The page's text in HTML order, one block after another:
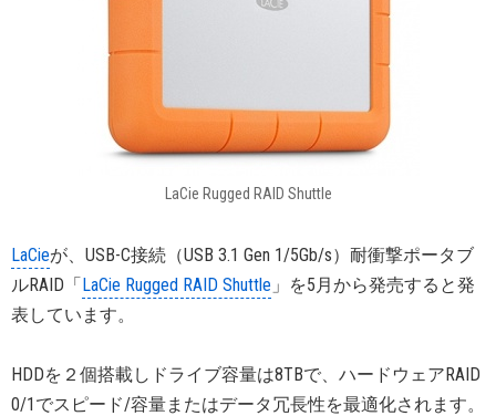
LaCie Rugged RAID Shuttle
LaCieが、USB-C接続（USB 3.1 Gen 1/5Gb/s）耐衝撃ポータブ
ルRAID「LaCie Rugged RAID Shuttle 」を5月から発売すると発
表しています。
HDDを２個搭載しドライブ容量は8TBで、ハードウェアRAID
0/1でスピード/容量またはデータ冗長性を最適化されます。